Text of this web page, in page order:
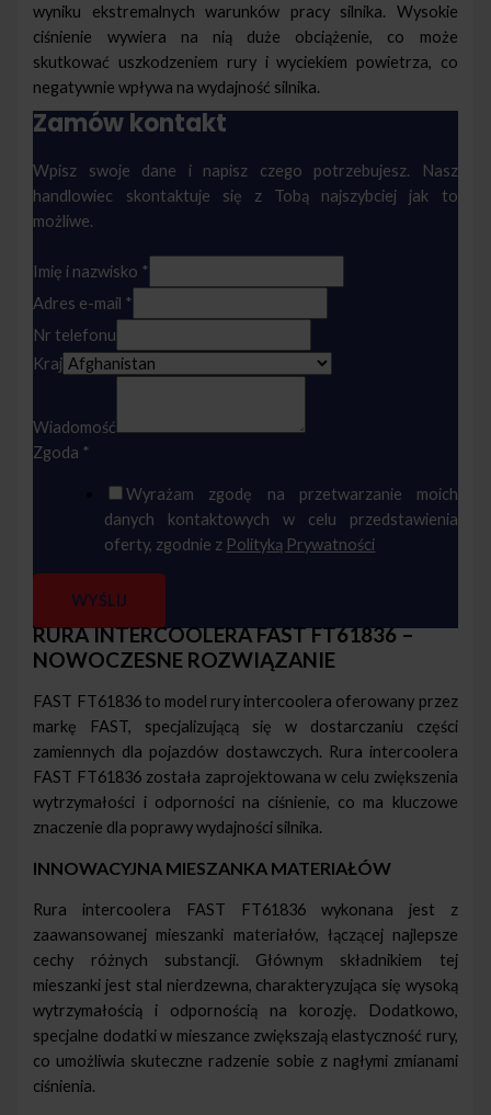
wyniku ekstremalnych warunków pracy silnika. Wysokie
ciśnienie wywiera na nią duże obciążenie, co może
skutkować uszkodzeniem rury i wyciekiem powietrza, co
negatywnie wpływa na wydajność silnika.
Zamów kontakt
Wpisz swoje dane i napisz czego potrzebujesz. Nasz
handlowiec skontaktuje się z Tobą najszybciej jak to
możliwe.
Imię i nazwisko *
Adres e-mail *
Nr telefonu
Kraj
Wiadomość
Zgoda *
Wyrażam zgodę na przetwarzanie moich
danych kontaktowych w celu przedstawienia
oferty, zgodnie z Polityką Prywatności
WYŚLIJ
RURA INTERCOOLERA FAST FT61836 –
NOWOCZESNE ROZWIĄZANIE
FAST FT61836 to model rury intercoolera oferowany przez
markę FAST, specjalizującą się w dostarczaniu części
zamiennych dla pojazdów dostawczych. Rura intercoolera
FAST FT61836 została zaprojektowana w celu zwiększenia
wytrzymałości i odporności na ciśnienie, co ma kluczowe
znaczenie dla poprawy wydajności silnika.
INNOWACYJNA MIESZANKA MATERIAŁÓW
Rura intercoolera FAST FT61836 wykonana jest z
zaawansowanej mieszanki materiałów, łączącej najlepsze
cechy różnych substancji. Głównym składnikiem tej
mieszanki jest stal nierdzewna, charakteryzująca się wysoką
wytrzymałością i odpornością na korozję. Dodatkowo,
specjalne dodatki w mieszance zwiększają elastyczność rury,
co umożliwia skuteczne radzenie sobie z nagłymi zmianami
ciśnienia.